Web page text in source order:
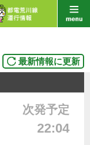
最新情報に更新
次発予定
22:04